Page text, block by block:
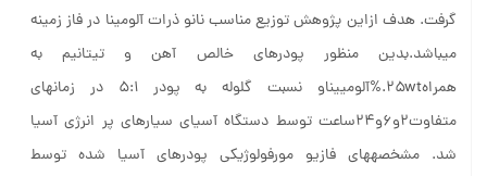
گرفت. هدف ازاین پژوهش توزیع مناسب نانو ذرات آلومینا در فاز زمینه
میباشد.بدین منظور پودرهای خالص آهن و تیتانیم به
همراه۲۵wt.%آلومییناو نسبت گلوله به پودر ۵:۱ در زمانهای
متفاوت۲و۶و۲۴ساعت توسط دستگاه آسیای سیارهای پر انرژی آسیا
شد. مشخصههای فازیو مورفولوژیکی پودرهای آسیا شده توسط